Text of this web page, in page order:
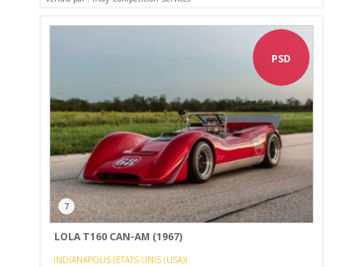
PSD
7
LOLA T160 CAN-AM (1967)
INDIANAPOLIS (ETATS-UNIS (USA))